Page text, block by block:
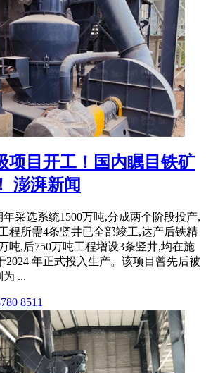
项目开工！国内瞩目铁矿
澎湃新闻
采选系统1500万吨,分成两个阶段投产,
程所需4条竖井已全部竣工,达产后铁精
吨,后750万吨工程增设3条竖井,均在施
2024 年正式投入生产。该项目曾先后被
为 ...
8511